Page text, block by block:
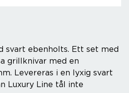
svart ebenholts. Ett set med
grillknivar med en
Levereras i en lyxig svart
Luxury Line tål inte